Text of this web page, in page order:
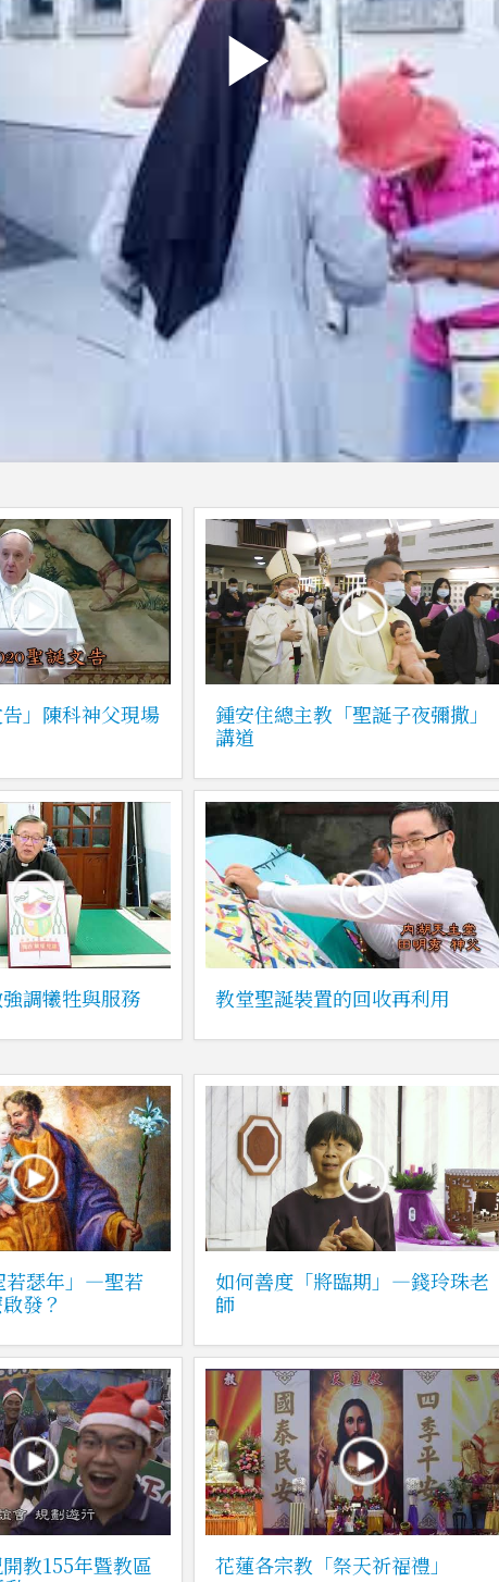
」陳科神父現場
鍾安住總主教「聖誕子夜彌撒」
講道
調犧牲與服務 教堂聖誕裝置的回收再利用
若瑟年」—聖若
發？
如何善度「將臨期」—錢玲珠老
師
教155年暨教區
花蓮各宗教「祭天祈福禮」